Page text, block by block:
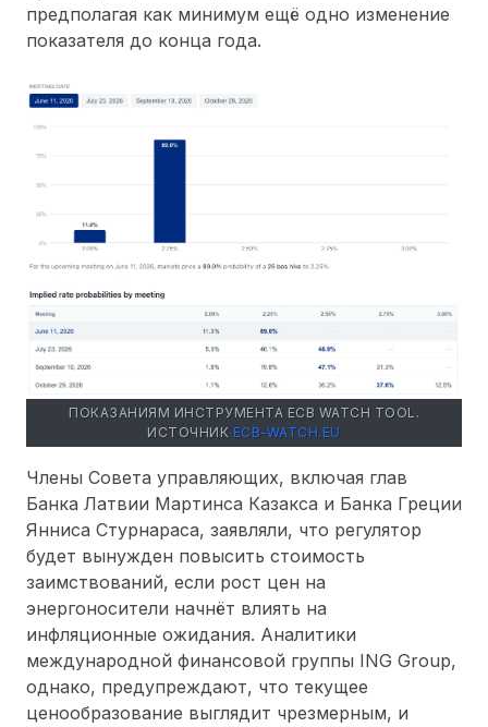
предполагая как минимум ещё одно изменение
показателя до конца года.
ПОКАЗАНИЯМ ИНСТРУМЕНТА ECB WATCH TOOL.
ИСТОЧНИК ECB-WATCH.EU
Члены Совета управляющих, включая глав
Банка Латвии Мартинса Казакса и Банка Греции
Янниса Стурнараса, заявляли, что регулятор
будет вынужден повысить стоимость
заимствований, если рост цен на
энергоносители начнёт влиять на
инфляционные ожидания. Аналитики
международной финансовой группы ING Group,
однако, предупреждают, что текущее
ценообразование выглядит чрезмерным, и